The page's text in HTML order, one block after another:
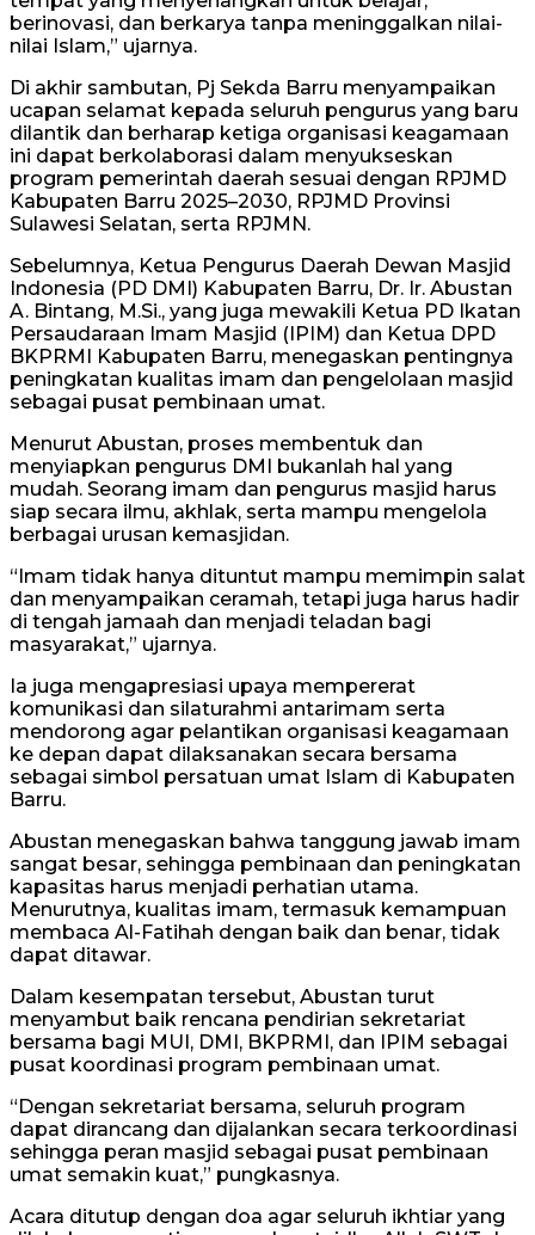
berinovasi, dan berkarya tanpa meninggalkan nilai-
nilai Islam,” ujarnya.
Di akhir sambutan, Pj Sekda Barru menyampaikan
ucapan selamat kepada seluruh pengurus yang baru
dilantik dan berharap ketiga organisasi keagamaan
ini dapat berkolaborasi dalam menyukseskan
program pemerintah daerah sesuai dengan RPJMD
Kabupaten Barru 2025–2030, RPJMD Provinsi
Sulawesi Selatan, serta RPJMN.
Sebelumnya, Ketua Pengurus Daerah Dewan Masjid
Indonesia (PD DMI) Kabupaten Barru, Dr. Ir. Abustan
A. Bintang, M.Si., yang juga mewakili Ketua PD Ikatan
Persaudaraan Imam Masjid (IPIM) dan Ketua DPD
BKPRMI Kabupaten Barru, menegaskan pentingnya
peningkatan kualitas imam dan pengelolaan masjid
sebagai pusat pembinaan umat.
Menurut Abustan, proses membentuk dan
menyiapkan pengurus DMI bukanlah hal yang
mudah. Seorang imam dan pengurus masjid harus
siap secara ilmu, akhlak, serta mampu mengelola
berbagai urusan kemasjidan.
“Imam tidak hanya dituntut mampu memimpin salat
dan menyampaikan ceramah, tetapi juga harus hadir
di tengah jamaah dan menjadi teladan bagi
masyarakat,” ujarnya.
Ia juga mengapresiasi upaya mempererat
komunikasi dan silaturahmi antarimam serta
mendorong agar pelantikan organisasi keagamaan
ke depan dapat dilaksanakan secara bersama
sebagai simbol persatuan umat Islam di Kabupaten
Barru.
Abustan menegaskan bahwa tanggung jawab imam
sangat besar, sehingga pembinaan dan peningkatan
kapasitas harus menjadi perhatian utama.
Menurutnya, kualitas imam, termasuk kemampuan
membaca Al-Fatihah dengan baik dan benar, tidak
dapat ditawar.
Dalam kesempatan tersebut, Abustan turut
menyambut baik rencana pendirian sekretariat
bersama bagi MUI, DMI, BKPRMI, dan IPIM sebagai
pusat koordinasi program pembinaan umat.
“Dengan sekretariat bersama, seluruh program
dapat dirancang dan dijalankan secara terkoordinasi
sehingga peran masjid sebagai pusat pembinaan
umat semakin kuat,” pungkasnya.
Acara ditutup dengan doa agar seluruh ikhtiar yang